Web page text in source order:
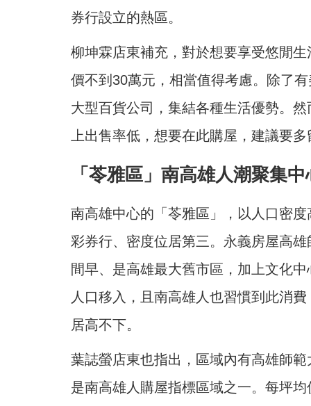
券行設立的熱區。
柳坤霖店東補充，對於想要享受悠閒
價不到30萬元，相當值得考慮。除了
大型百貨公司，集結各種生活優勢。
上出售率低，想要在此購屋，建議要
「苓雅區」南高雄人潮聚集中
南高雄中心的「苓雅區」，以人口密
彩券行、密度位居第三。永義房屋高
間早、是高雄最大舊市區，加上文化
人口移入，且南高雄人也習慣到此消
居高不下。
葉誌螢店東也指出，區域內有高雄師
是南高雄人購屋指標區域之一。每坪